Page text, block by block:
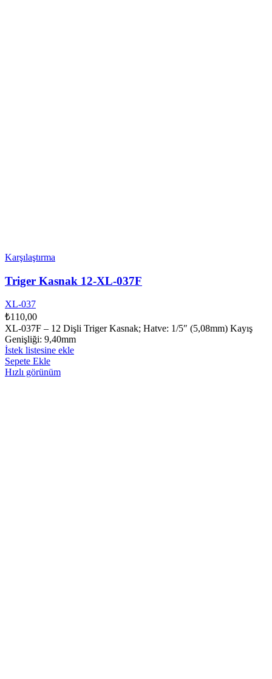
Karşılaştırma
Triger Kasnak 12-XL-037F
XL-037
₺110,00
XL-037F – 12 Dişli Triger Kasnak; Hatve: 1/5″ (5,08mm) Kayış
Genişliği: 9,40mm
İstek listesine ekle
Sepete Ekle
Hızlı görünüm